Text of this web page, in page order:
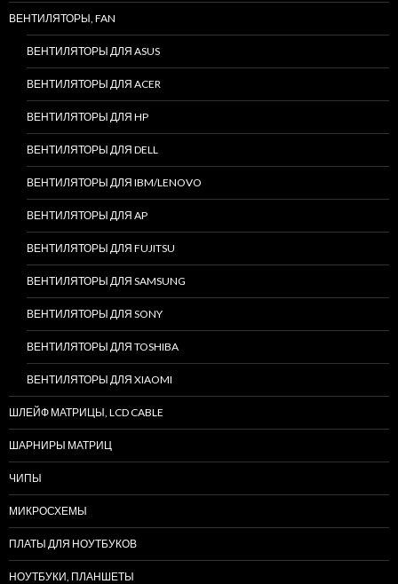
ВЕНТИЛЯТОРЫ, FAN
ВЕНТИЛЯТОРЫ ДЛЯ ASUS
ВЕНТИЛЯТОРЫ ДЛЯ ACER
ВЕНТИЛЯТОРЫ ДЛЯ HP
ВЕНТИЛЯТОРЫ ДЛЯ DELL
ВЕНТИЛЯТОРЫ ДЛЯ IBM/LENOVO
ВЕНТИЛЯТОРЫ ДЛЯ AP
ВЕНТИЛЯТОРЫ ДЛЯ FUJITSU
ВЕНТИЛЯТОРЫ ДЛЯ SAMSUNG
ВЕНТИЛЯТОРЫ ДЛЯ SONY
ВЕНТИЛЯТОРЫ ДЛЯ TOSHIBA
ВЕНТИЛЯТОРЫ ДЛЯ XIAOMI
ШЛЕЙФ МАТРИЦЫ, LCD CABLE
ШАРНИРЫ МАТРИЦ
ЧИПЫ
МИКРОСХЕМЫ
ПЛАТЫ ДЛЯ НОУТБУКОВ
НОУТБУКИ, ПЛАНШЕТЫ